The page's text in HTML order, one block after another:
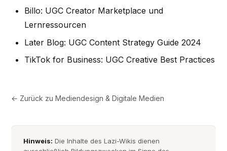
Billo: UGC Creator Marketplace und
Lernressourcen
Later Blog: UGC Content Strategy Guide 2024
TikTok for Business: UGC Creative Best Practices
← Zurück zuMediendesign & Digitale Medien
Hinweis: Die Inhalte des Lazi-Wikis dienen